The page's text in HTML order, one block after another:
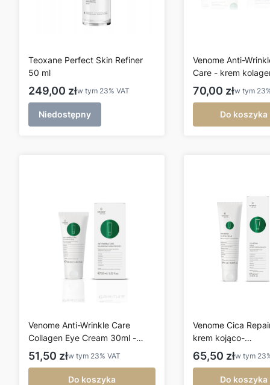
Teoxane Perfect Skin Refiner
50 ml
Cena brutto
249,00 złw tym 23% VAT
Niedostępny
Venome Anti-
Care - krem
50ml
Cena brutto
70,00 złw tym
Do koszyka
Venome Anti-Wrinkle Care
Collagen Eye Cream 30ml -
Krem pod oczy z kolagenem
Cena brutto
51,50 złw tym 23% VAT
Do koszyka
Venome Cica
krem kojąco-
regenerujący 60ml
Cena brutto
65,50 złw tym
Do koszyka